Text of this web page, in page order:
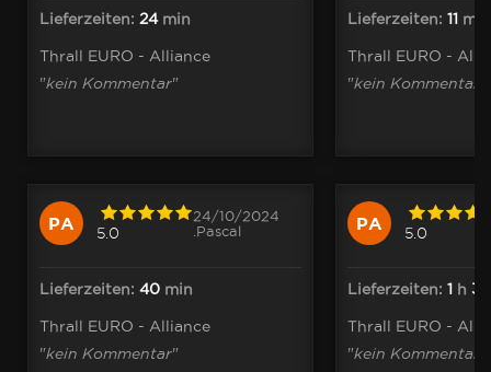
Lieferzeiten: 24min
Thrall EURO - Alliance
"kein Kommentar"
PA 5.0
24/10/2024
.Pascal
Lieferzeiten: 40 min
Thrall EURO - Alliance
"kein Kommentar"
Lieferzeiten: 11 min
Thrall EURO -
"kein Kommentar
PA 5.0
Lieferzeiten: 1 h 37
Thrall EURO -
"kein Kommentar